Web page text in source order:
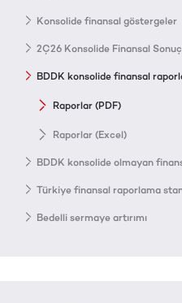
Konsolide finansal göstergeler
2Ç26 Konsolide Finansal
BDDK konsolide finansal
Raporlar (PDF)
Raporlar (Excel)
BDDK konsolide olmayan
Türkiye finansal raporlama
Bedelli sermaye artırımı